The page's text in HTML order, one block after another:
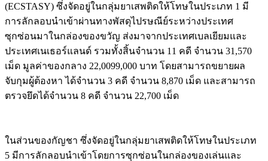
(ECSTASY) ซึ่งจัดอยู่ในกลุ่มยาเสพติดให้โทษในประเภท 1 มี
การลักลอบนำเข้าผ่านทางพัสดุไปรษณีย์ระหว่างประเทศ
ซุกซ่อนมาในกล่องของขวัญ ส่งมาจากประเทศเบลเยียมและ
ประเทศเนเธอร์แลนด์ รวมทั้งสิ้นจำนวน 11 คดี จำนวน 31,570
เม็ด มูลค่าของกลาง 22,0099,000 บาท โดยสามารถขยายผล
จับกุมผู้ต้องหา ได้จำนวน 3 คดี จำนวน 8,870 เม็ด และสามารถ
ตรวจยึดได้จำนวน 8 คดี จำนวน 22,700 เม็ด
ในส่วนของกัญชา ซึ่งจัดอยู่ในกลุ่มยาเสพติดให้โทษในประเภท
5 มีการลักลอบนำเข้าโดยการซุกซ่อนในกล่องของเล่นและ